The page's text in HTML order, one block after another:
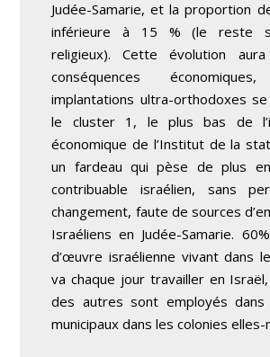
Judée-Samarie, et la proportion
inférieure à 15 % (le reste
religieux). Cette évolution
conséquences
implantations ultra-orthodoxes
le cluster 1, le plus bas de
économique de l’Institut de la
un fardeau qui pèse de plus
contribuable israélien, sans
changement, faute de sources
Israéliens en Judée-Samarie.
d’œuvre israélienne vivant dans
va chaque jour travailler en
des autres sont employés dans
municipaux dans les colonies elles-